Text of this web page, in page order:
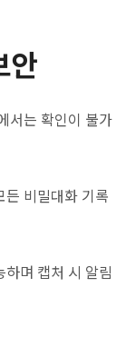
안
서는 확인이 불가
든 비밀대화 기록
며 캡처 시 알림